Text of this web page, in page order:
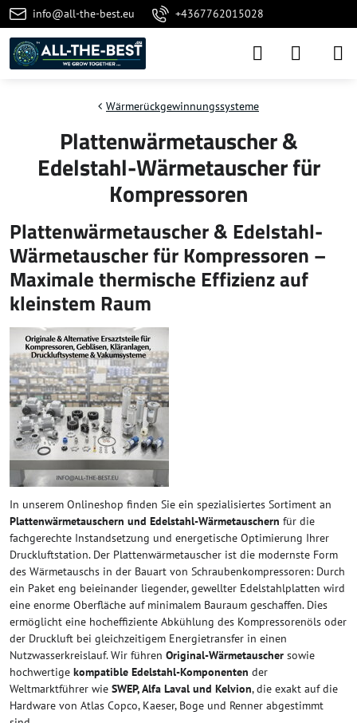
info@all-the-best.eu +4367762015028
Wärmerückgewinnungssysteme
Plattenwärmetauscher &
Edelstahl-Wärmetauscher für
Kompressoren
Plattenwärmetauscher & Edelstahl-
Wärmetauscher für Kompressoren –
Maximale thermische Effizienz auf
kleinstem Raum
In unserem Onlineshop finden Sie ein spezialisiertes Sortiment an
Plattenwärmetauschern und Edelstahl-Wärmetauschern für die
fachgerechte Instandsetzung und energetische Optimierung Ihrer
Druckluftstation. Der Plattenwärmetauscher ist die modernste Form
des Wärmetauschs in der Bauart von Schraubenkompressoren: Durch
ein Paket eng beieinander liegender, gewellter Edelstahlplatten wird
eine enorme Oberfläche auf minimalem Bauraum geschaffen. Dies
ermöglicht eine hocheffiziente Abkühlung des Kompressorenöls oder
der Druckluft bei gleichzeitigem Energietransfer in einen
Nutzwasserkreislauf. Wir führen Original-Wärmetauscher sowie
hochwertige kompatible Edelstahl-Komponenten der
Weltmarktführer wie SWEP, Alfa Laval und Kelvion, die exakt auf die
Hardware von Atlas Copco, Kaeser, Boge und Renner abgestimmt